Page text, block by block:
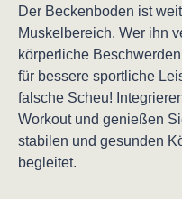
Der Beckenboden ist
Muskelbereich. Wer ihn
körperliche
für bessere sportliche
falsche Scheu!
Workout und genießen
stabilen und gesunden
begleitet.